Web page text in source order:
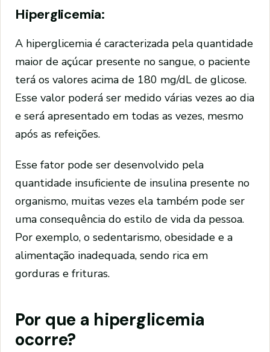
Hiperglicemia:
A hiperglicemia é caracterizada pela quantidade
maior de açúcar presente no sangue, o paciente
terá os valores acima de 180 mg/dL de glicose.
Esse valor poderá ser medido várias vezes ao dia
e será apresentado em todas as vezes, mesmo
após as refeições.
Esse fator pode ser desenvolvido pela
quantidade insuficiente de insulina presente no
organismo, muitas vezes ela também pode ser
uma consequência do estilo de vida da pessoa.
Por exemplo, o sedentarismo, obesidade e a
alimentação inadequada, sendo rica em
gorduras e frituras.
Por que a hiperglicemia
ocorre?